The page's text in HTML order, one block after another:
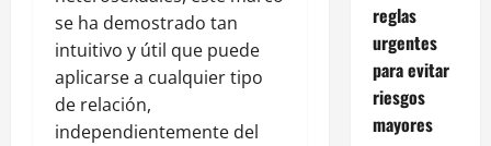
se ha demostrado tan
intuitivo y útil que puede
aplicarse a cualquier tipo
de relación,
independientemente del
reglas
urgentes
para evitar
riesgos
mayores